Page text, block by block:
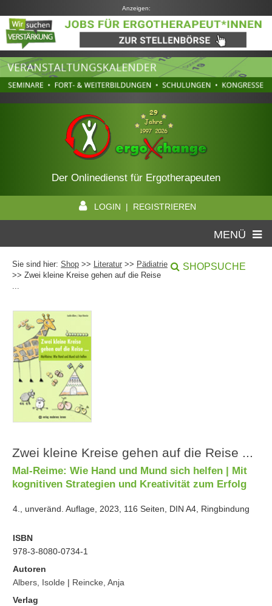
Anzeigen:
Der Onlinedienst für Ergotherapeuten
LOGIN | REGISTRIEREN
MENÜ
Sie sind hier: Shop >> Literatur >> Pädiatrie
>> Zwei kleine Kreise gehen auf die Reise
SHOPSUCHE
Zwei kleine Kreise gehen auf die Reise ...
Mal-Reime: Wie Hand und Mund sich helfen | Mit
kognitiven Strategien und Kreativität zum Erfolg
4., unveränd. Auflage, 2023, 116 Seiten, DIN A4, Ringbindung
ISBN
978-3-8080-0734-1
Autoren
Albers, Isolde | Reincke, Anja
Verlag